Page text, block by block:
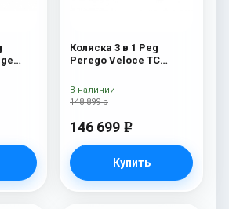
Коляска 3 в 1 Peg
Perego Veloce TC
Black New
148 899 р
146 699 e
Купить
В наличии